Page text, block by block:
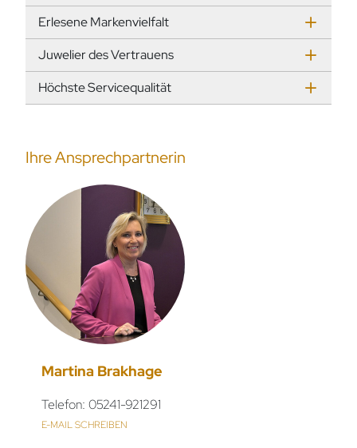
Ihre Ansprechpartnerin
Martina Brakhage
Telefon: 05241-921291
E-MAIL SCHREIBEN
Erlesene Markenvielfalt
Juwelier des Vertrauens
Höchste Servicequalität